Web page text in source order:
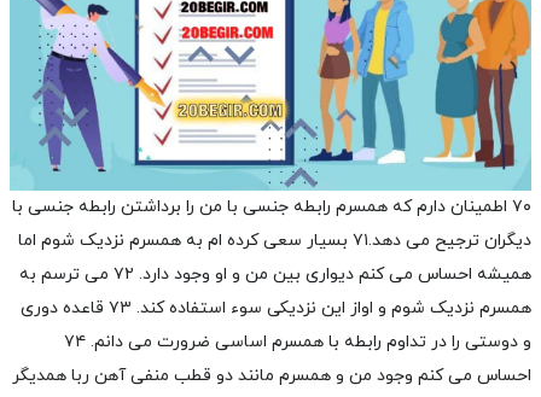
۷۰ اطمینان دارم که همسرم رابطه جنسی با من را برداشتن رابطه جنسی با
دیگران ترجیح می دهد.
۷۱ بسیار سعی کرده ام به همسرم نزدیک شوم اما
همیشه احساس می کنم دیواری بین من و او وجود دارد.
۷۲ می ترسم به
همسرم نزدیک شوم و اواز این نزدیکی سوء استفاده کند.
۷۳ قاعده دوری
و دوستی را در تداوم رابطه با همسرم اساسی ضرورت می دانم. ۷۴
احساس می کنم وجود من و همسرم مانند دو قطب منفی آهن ربا همدیگر